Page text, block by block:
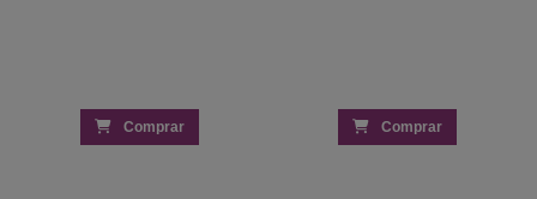
Comprar Comprar